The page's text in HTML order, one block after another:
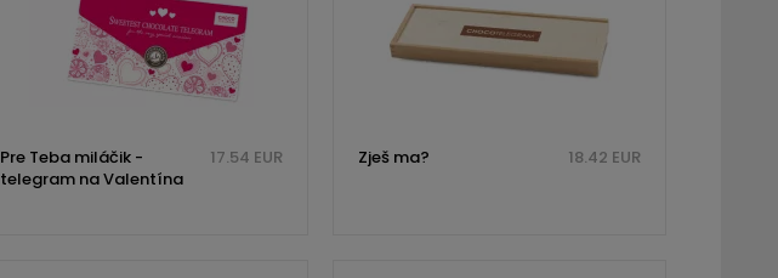
Pre Teba miláčik -
telegram na Valentína
17.54 EUR Zješ ma? 18.42 EUR